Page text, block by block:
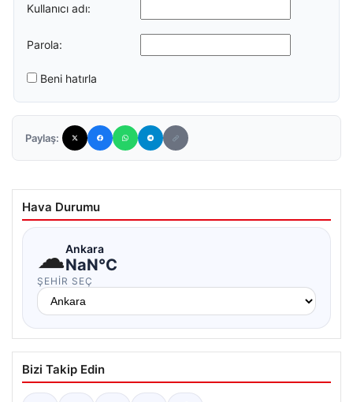
Kullanıcı adı:
Parola:
Beni hatırla
Paylaş:
Hava Durumu
☁Ankara
NaN°C
ŞEHIR SEÇ
Bizi Takip Edin